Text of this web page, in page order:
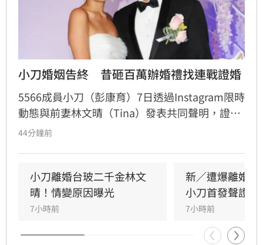
小刀婚姻告終　昔砸百萬辦婚禮找連戰證婚
5566成員小刀（彭康育）7日透過Instagram限時
動態與前妻林文晴（Tina）發表共同聲明，證實
兩人已結束14年婚姻。聲明中表示，兩人其實已
同陪伴、守護一對子女成長，同時希望外界尊重
雙方決定，之後不再對離婚一事做任何回應。
44分鐘前
小刀離婚台玻二千金林文
晴！情變原因曝光
7小時前
新／遭爆離婚
小刀首發聲證實
7小時前